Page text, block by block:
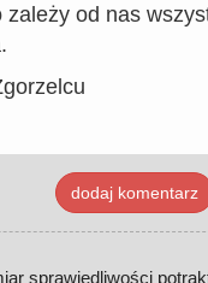
zależy od nas
dodaj komentarz
sprawiedliwości